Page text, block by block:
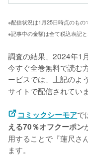
※配信状況は1月25日時点のもの
※記事中の金額は全て税込表記と
調査の結果、2024年1
今すぐ全巻無料で読む
ービスでは、上記のよ
サイトで配信されていま
コミックシーモアで
える70％オフクーポン
用することで『蓮尺さ
ます。